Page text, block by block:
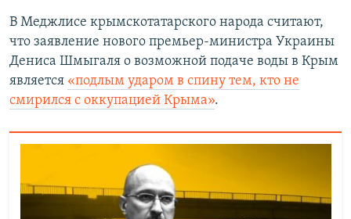
В Меджлисе крымскотатарского народа считают,
что заявление нового премьер-министра Украины
Дениса Шмыгаля о возможной подаче воды в Крым
является «подлым ударом в спину тем, кто не
смирился с оккупацией Крыма».